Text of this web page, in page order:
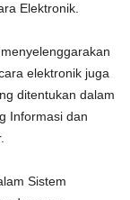
Elektronik.
elektronik juga
ditentukan dalam
Informasi dan
Sistem